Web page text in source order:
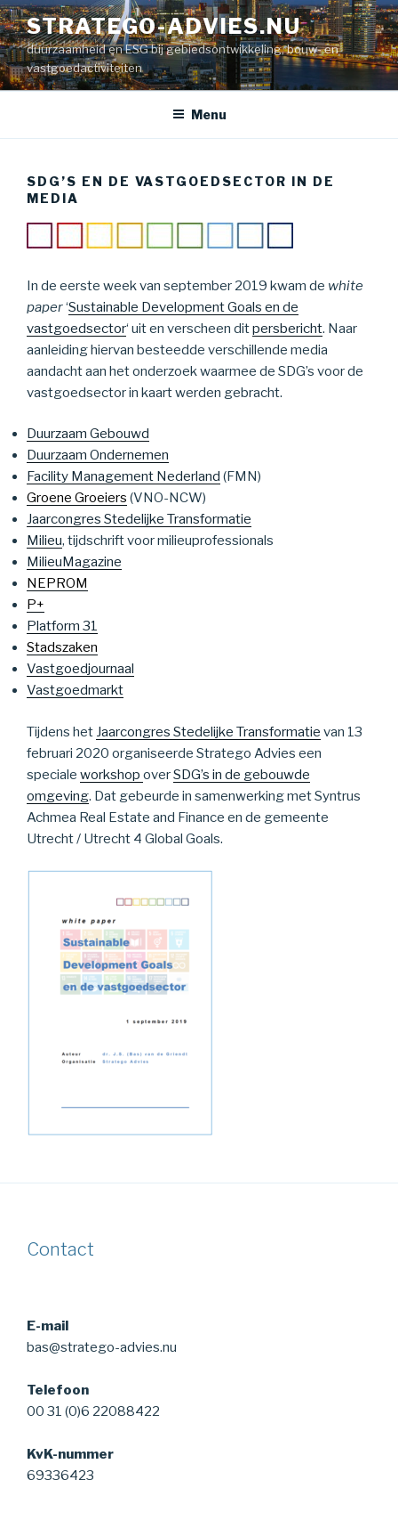
Naar
de
inhoud
springen
STRATEGO-ADVIES.NU
duurzaamheid en ESG bij gebiedsontwikkeling, bouw- en
vastgoedactiviteiten
Menu
SDG’S EN DE VASTGOEDSECTOR IN DE
MEDIA
In de eerste week van september 2019 kwam de white
paper‘Sustainable Development Goals en de
vastgoedsector‘ uit en verscheen ditpersbericht. Naar
aanleiding hiervan besteedde verschillende media
aandacht aan het onderzoek waarmee de SDG’s voor de
vastgoedsector in kaart werden gebracht.
Duurzaam Gebouwd
Duurzaam Ondernemen
Facility Management Nederland (FMN)
Groene Groeiers (VNO-NCW)
Jaarcongres Stedelijke Transformatie
Milieu, tijdschrift voor milieuprofessionals
MilieuMagazine
NEPROM
P+
Platform 31
Stadszaken
Vastgoedjournaal
Vastgoedmarkt
Tijdens het Jaarcongres Stedelijke Transformatie van 13
februari 2020 organiseerde Stratego Advies een
speciale workshop overSDG’s in de gebouwde
omgeving. Dat gebeurde in samenwerking met Syntrus
Achmea Real Estate and Finance en de gemeente
Utrecht / Utrecht 4 Global Goals.
Contact
E-mail
bas@stratego-advies.nu
Telefoon
00 31 (0)6 22088422
KvK-nummer
69336423